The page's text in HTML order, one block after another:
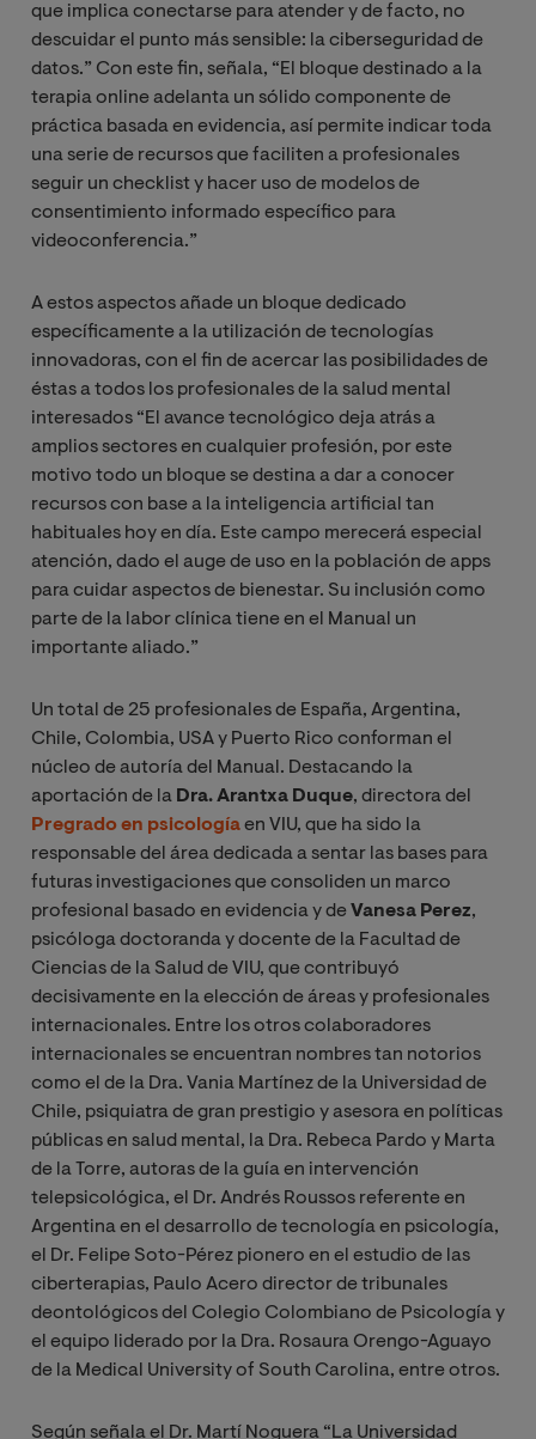
que implica conectarse para atender y de facto, no
descuidar el punto más sensible: la ciberseguridad de
datos.” Con este fin, señala, “El bloque destinado a la
terapia online adelanta un sólido componente de
práctica basada en evidencia, así permite indicar toda
una serie de recursos que faciliten a profesionales
seguir un checklist y hacer uso de modelos de
consentimiento informado específico para
videoconferencia.”
A estos aspectos añade un bloque dedicado
específicamente a la utilización de tecnologías
innovadoras, con el fin de acercar las posibilidades de
éstas a todos los profesionales de la salud mental
interesados “El avance tecnológico deja atrás a
amplios sectores en cualquier profesión, por este
motivo todo un bloque se destina a dar a conocer
recursos con base a la inteligencia artificial tan
habituales hoy en día. Este campo merecerá especial
atención, dado el auge de uso en la población de apps
para cuidar aspectos de bienestar. Su inclusión como
parte de la labor clínica tiene en el Manual un
importante aliado.”
Un total de 25 profesionales de España, Argentina,
Chile, Colombia, USA y Puerto Rico conforman el
núcleo de autoría del Manual. Destacando la
aportación de la Dra. Arantxa Duque, directora del
Pregrado en psicologíaen VIU, que ha sido la
responsable del área dedicada a sentar las bases para
futuras investigaciones que consoliden un marco
profesional basado en evidencia y deVanesa Perez,
psicóloga doctoranda y docente de la Facultad de
Ciencias de la Salud de VIU, que contribuyó
decisivamente en la elección de áreas y profesionales
internacionales. Entre los otros colaboradores
internacionales se encuentran nombres tan notorios
como el de la Dra. Vania Martínez de la Universidad de
Chile, psiquiatra de gran prestigio y asesora en políticas
públicas en salud mental, la Dra. Rebeca Pardo y Marta
de la Torre, autoras de la guía en intervención
telepsicológica, el Dr. Andrés Roussos referente en
Argentina en el desarrollo de tecnología en psicología,
el Dr. Felipe Soto-Pérez pionero en el estudio de las
ciberterapias, Paulo Acero director de tribunales
deontológicos del Colegio Colombiano de Psicología y
el equipo liderado por la Dra. Rosaura Orengo-Aguayo
de la Medical University of South Carolina, entre otros.
Según señala el Dr. Martí Noguera “La Universidad